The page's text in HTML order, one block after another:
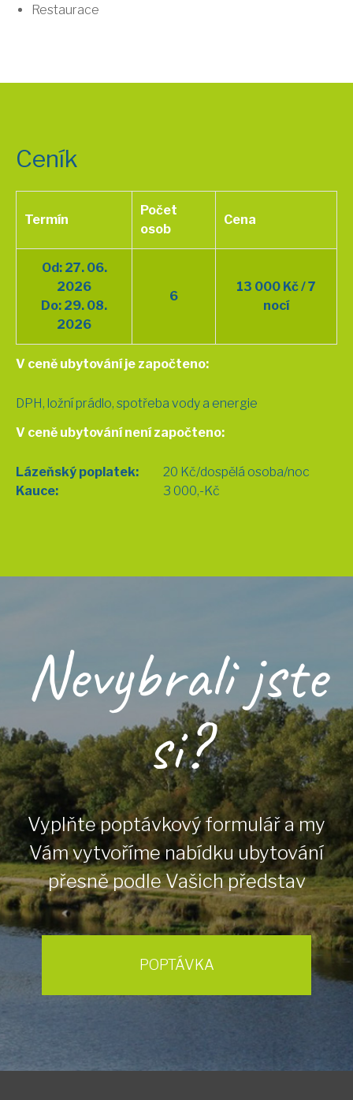
Restaurace
Ceník
Termín
Počet
osob
Cena
Od: 27. 06.
2026
Do: 29. 08.
2026
6
13 000 Kč / 7
nocí
V ceně ubytování je započteno:
DPH, ložní prádlo, spotřeba vody a energie
V ceně ubytování není započteno:
Lázeňský poplatek:
20 Kč/dospělá osoba/noc
Kauce:
3 000,-Kč
Nevybrali jste
si?
Vyplňte poptávkový formulář a my
Vám vytvoříme nabídku ubytování
přesně podle Vašich představ
POPTÁVKA